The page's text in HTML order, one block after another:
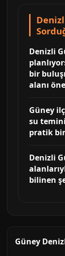
Denizli
bir
alanı
Güney
su
pratik
Denizli
bilinen
Güney